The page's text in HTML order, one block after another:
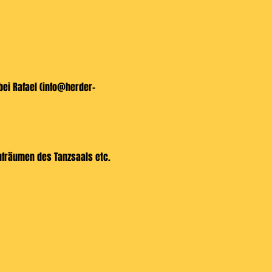
Rafael (info@herder-
des Tanzsaals etc.